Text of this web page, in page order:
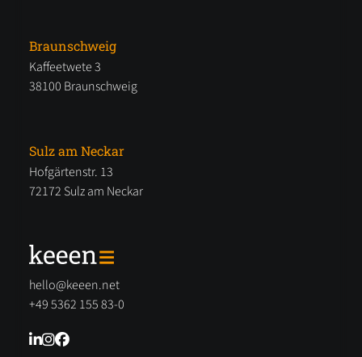
Braunschweig
Kaffeetwete 3
38100 Braunschweig
Sulz am Neckar
Hofgärtenstr. 13
72172 Sulz am Neckar
hello@keeen.net
+49 5362 155 83-0
